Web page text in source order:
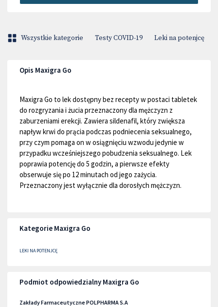
Wszystkie kategorie Testy COVID-19 Leki na potenjcę
Opis Maxigra Go
Maxigra Go to lek dostępny bez recepty w postaci tabletek
do rozgryzania i żucia przeznaczony dla mężczyzn z
zaburzeniami erekcji. Zawiera sildenafil, który zwiększa
napływ krwi do prącia podczas podniecenia seksualnego,
przy czym pomaga on w osiągnięciu wzwodu jedynie w
przypadku wcześniejszego pobudzenia seksualnego. Lek
poprawia potencję do 5 godzin, a pierwsze efekty
obserwuje się po 12 minutach od jego zażycia.
Przeznaczony jest wyłącznie dla dorosłych mężczyzn.
Kategorie Maxigra Go
LEKI NA POTENJCĘ
Podmiot odpowiedzialny Maxigra Go
Zakłady Farmaceutyczne POLPHARMA S.A